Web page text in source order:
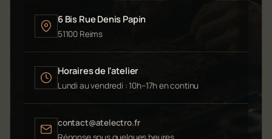
6 Bis Rue Denis Papin
51100 Reims
Horaires de l'atelier
Lundi au vendredi : 10h–17h en continu
contact@atelectro.fr